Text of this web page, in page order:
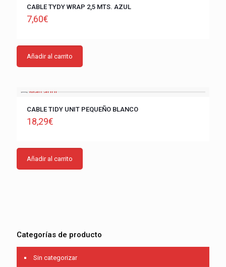
CABLE TYDY WRAP 2,5 MTS. AZUL
7,60€
Añadir al carrito
CABLE TIDY UNIT PEQUEÑO BLANCO
18,29€
Añadir al carrito
Categorías de producto
Sin categorizar